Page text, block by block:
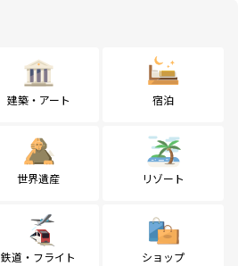
建築・アート 宿泊
世界遺産 リゾート
鉄道・フライト ショップ